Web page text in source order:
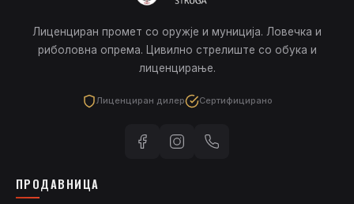
Лиценциран промет со оружје и муниција. Ловечка и
риболовна опрема. Цивилно стрелиште со обука и
лиценцирање.
Лиценциран дилер Сертифицирано
ПРОДАВНИЦА